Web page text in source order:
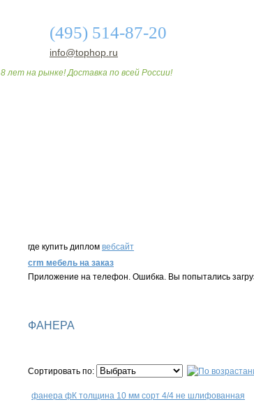
(495) 514-87-20
info@tophop.ru
8 лет на рынке! Доставка по всей России!
где купить диплом вебсайт
crm мебель на заказ
Приложение на телефон. Ошибка. Вы попытались
ФАНЕРА
Сортировать по:
фанера фК толщина 10 мм сорт 4/4 не шлифованная